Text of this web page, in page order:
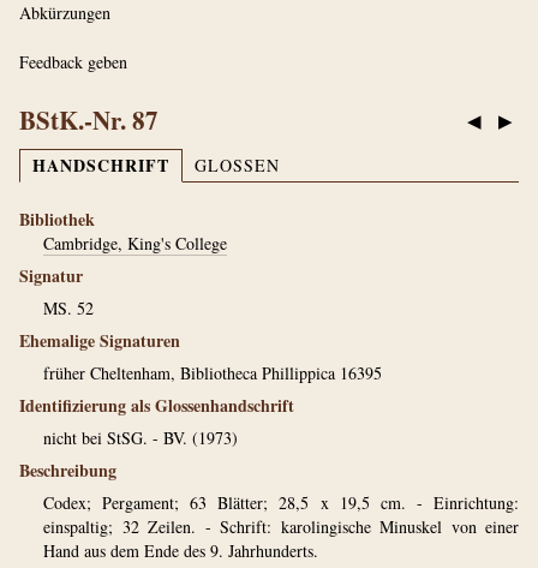
Abkürzungen
Feedback geben
◀ ▶
BStK.-Nr. 87
HANDSCHRIFT GLOSSEN
Bibliothek
Cambridge, King's College
Signatur
MS. 52
Ehemalige Signaturen
früher Cheltenham, Bibliotheca Phillippica 16395
Identifizierung als Glossenhandschrift
nicht bei StSG. - BV. (1973)
Beschreibung
Codex; Pergament; 63 Blätter; 28,5 x 19,5 cm. - Einrichtung:
einspaltig; 32 Zeilen. - Schrift: karolingische Minuskel von einer
Hand aus dem Ende des 9. Jahrhunderts.